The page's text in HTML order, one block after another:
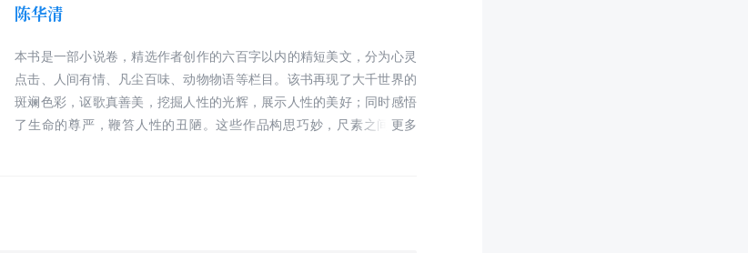
陈华清
本书是一部小说卷，精选作者创作的六百字以内的精短美文，分为心灵
点击、人间有情、凡尘百味、动物物语等栏目。该书再现了大千世界的
斑斓色彩，讴歌真善美，挖掘人性的光辉，展示人性的美好；同时感悟
了生命的尊严，鞭笞人性的丑陋。这些作品构思巧妙，尺素之间见乾